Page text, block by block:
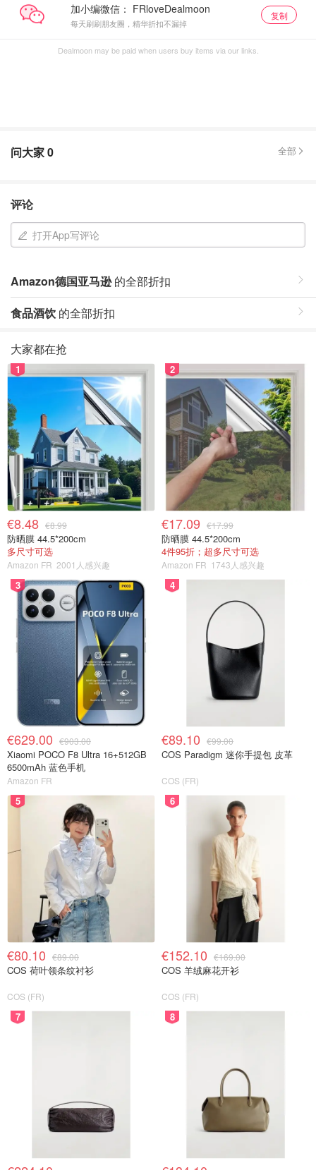
加小编微信：
每天刷刷朋友圈，精华折扣不漏掉
复制
Dealmoon may be paid when users buy items via our links.
问大家0 全部
评论
打开App写评论
Amazon德国亚马逊的全部折扣
食品酒饮 的全部折扣
大家都在抢
1
€8.48 €8.99
防晒膜 44.5*200cm
多尺寸可选
Amazon FR 2001人感兴趣
2
€17.09 €17.99
防晒膜 44.5*200cm
4件95折；超多尺寸可选
Amazon FR 1743人感兴趣
3
€629.00 €903.00
Xiaomi POCO F8 Ultra 16+512GB
6500mAh 蓝色手机
Amazon FR
4
€89.10 €99.00
COS Paradigm 迷你手提包 皮革
COS (FR)
5
€80.10 €89.00
COS 荷叶领条纹衬衫
COS (FR)
6
€152.10 €169.00
COS 羊绒麻花开衫
COS (FR)
7 8